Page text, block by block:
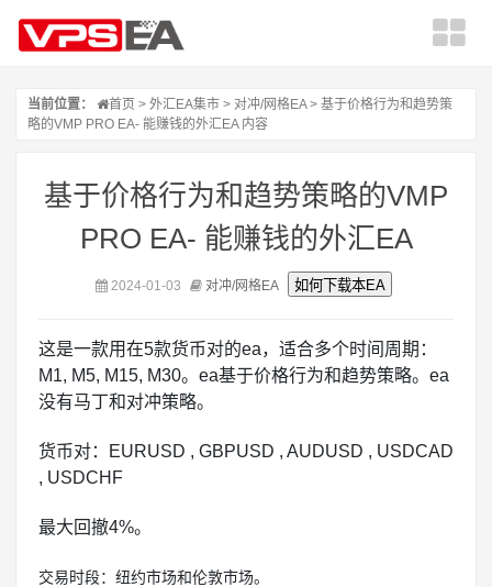
当前位置： 首页 > 外汇EA集市 > 对冲/网格EA> 基于价格行为和趋势策
略的VMP PRO EA- 能赚钱的外汇EA 内容
基于价格行为和趋势策略的VMP
PRO EA- 能赚钱的外汇EA
2024-01-03 对冲/网格EA
这是一款用在5款货币对的ea，适合多个时间周期：
M1, M5, M15, M30。ea基于价格行为和趋势策略。ea
没有马丁和对冲策略。
货币对：EURUSD , GBPUSD , AUDUSD , USDCAD
, USDCHF
最大回撤4%。
交易时段：纽约市场和伦敦市场。